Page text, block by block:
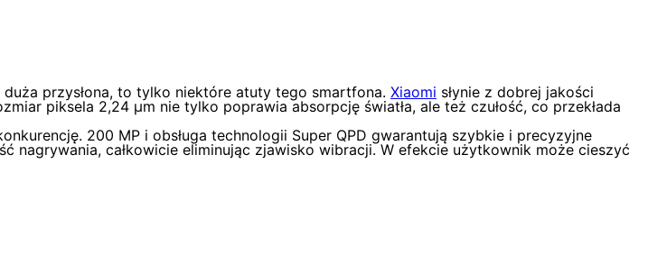
przysłona, to tylko niektóre atuty tego smartfona. Xiaomi słynie z dobrej jakości
piksela 2,24 μm nie tylko poprawia absorpcję światła, ale też czułość, co przekłada
200 MP i obsługa technologii Super QPD gwarantują szybkie i precyzyjne
nagrywania, całkowicie eliminując zjawisko wibracji. W efekcie użytkownik może cieszyć